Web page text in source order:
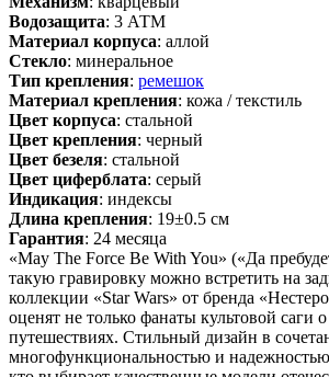
Водозащита: 3 АТМ
Материал корпуса: аллой
Стекло: минеральное
Тип крепления: ремешок
Материал крепления: кожа / текстиль
Цвет корпуса: стальной
Цвет крепления: черный
Цвет безеля: стальной
Цвет циферблата: серый
Индикация: индексы
Длина крепления: 19±0.5 см
Гарантия: 24 месяца
«May The Force Be With You» («Да
такую гравировку можно встретить на
коллекции «Star Wars» от бренда
оценят не только фанаты культовой саги
путешествиях. Стильный дизайн в
многофункциональностью и